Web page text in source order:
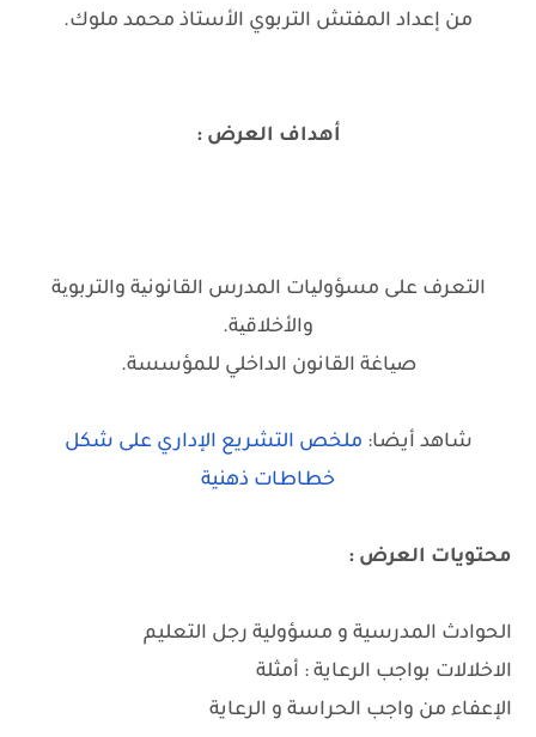
من إعداد المفتش التربوي الأستاذ محمد ملوك.
أهداف العرض :
التعرف على مسؤولیات المدرس القانونیة والتربویة
والأخلاقیة.
صیاغة القانون الداخلي للمؤسسة.
شاهد أيضا: ملخص التشريع الإداري على شكل
خطاطات ذهنية
محتويات العرض :
الحوادث المدرسية و مسؤولية رجل التعليم
الاخلالات بواجب الرعاية : أمثلة
الإعفاء من واجب الحراسة و الرعاية